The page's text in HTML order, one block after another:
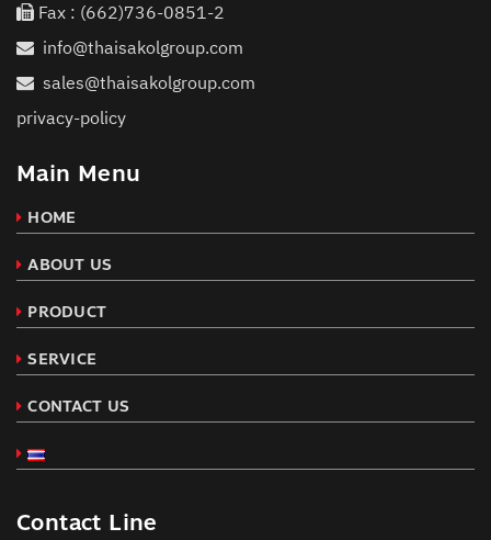
Fax : (662)736-0851-2
info@thaisakolgroup.com
sales@thaisakolgroup.com
privacy-policy
Main Menu
HOME
ABOUT US
PRODUCT
SERVICE
CONTACT US
Contact Line